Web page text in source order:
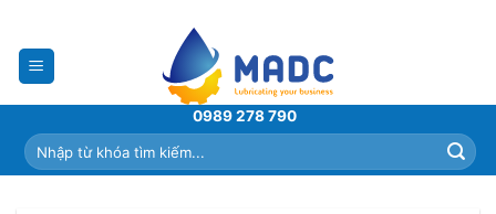
content
0989 278 790
Tìm
kiếm: